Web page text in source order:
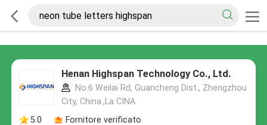
Henan Highspan Technology Co., Ltd.
No.6 Weilai Rd, Guancheng Dist., Zhengzhou
City, China.,La CINA
5.0
Fornitore verificato